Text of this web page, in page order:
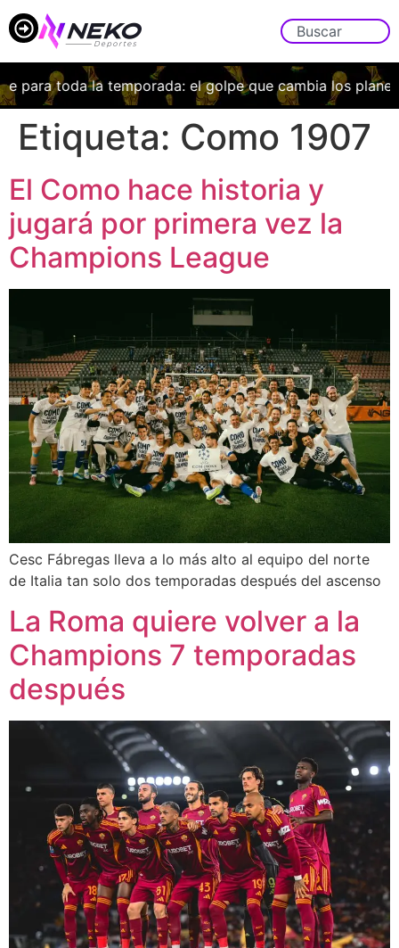
toda la temporada: el golpe que cambia los planes de
Etiqueta: Como 1907
El Como hace historia y
jugará por primera vez la
Champions League
Cesc Fábregas lleva a lo más alto al equipo del norte
de Italia tan solo dos temporadas después del ascenso
La Roma quiere volver a la
Champions 7 temporadas
después